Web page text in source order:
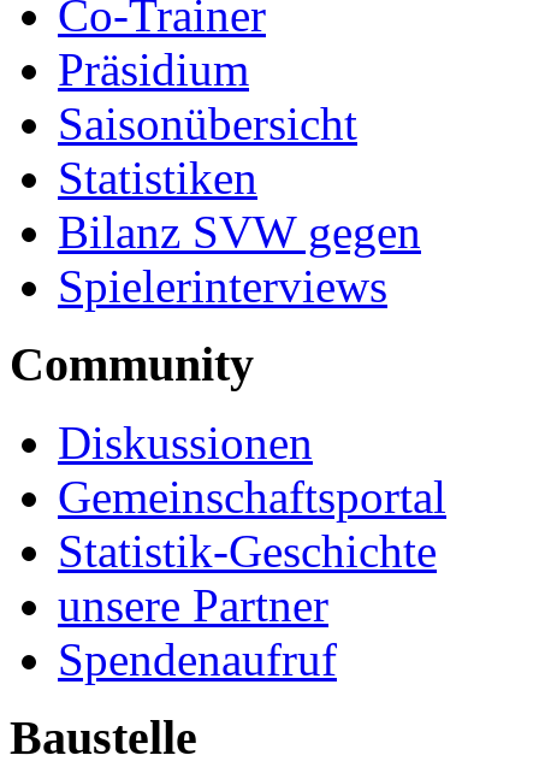
Co-Trainer
Präsidium
Saisonübersicht
Statistiken
Bilanz SVW gegen
Spielerinterviews
Community
Diskussionen
Gemeinschaftsportal
Statistik-Geschichte
unsere Partner
Spendenaufruf
Baustelle